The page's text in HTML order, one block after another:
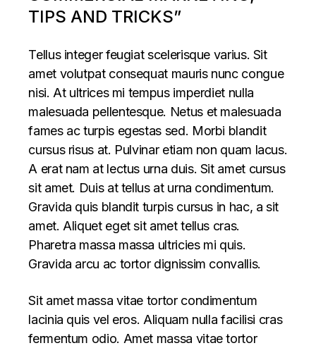
TIPS AND TRICKS”
Tellus integer feugiat scelerisque varius. Sit
amet volutpat consequat mauris nunc congue
nisi. At ultrices mi tempus imperdiet nulla
malesuada pellentesque. Netus et malesuada
fames ac turpis egestas sed. Morbi blandit
cursus risus at. Pulvinar etiam non quam lacus.
A erat nam at lectus urna duis. Sit amet cursus
sit amet. Duis at tellus at urna condimentum.
Gravida quis blandit turpis cursus in hac, a sit
amet. Aliquet eget sit amet tellus cras.
Pharetra massa massa ultricies mi quis.
Gravida arcu ac tortor dignissim convallis.
Sit amet massa vitae tortor condimentum
lacinia quis vel eros. Aliquam nulla facilisi cras
fermentum odio. Amet massa vitae tortor